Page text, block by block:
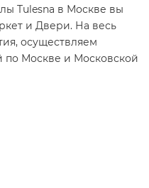
Tulesna в Москве вы
и Двери. На весь
осуществляем
по Москве и Московской